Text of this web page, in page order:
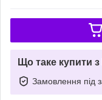
Що таке купити
Замовлення під